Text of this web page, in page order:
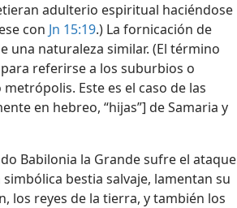
adulterio espiritual haciéndose
con Jn 15:19.) La fornicación de
una naturaleza similar. (El término
para referirse a los suburbios o
Este es el caso de las
en hebreo, “hijas”] de Samaria y
Babilonia la Grande sufre el ataque
bestia salvaje, lamentan su
los reyes de la tierra, y también los